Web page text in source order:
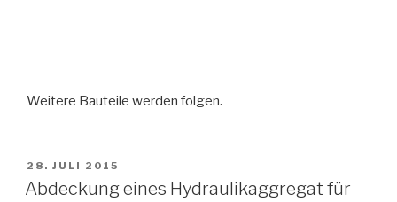
Weitere Bauteile werden folgen.
VERÖFFENTLICHT
AM
28. JULI 2015
Abdeckung eines Hydraulikaggregat für